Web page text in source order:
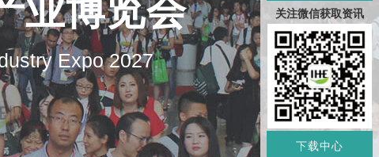
业博览会
Expo 2027
关注微信获取资讯
下载中心